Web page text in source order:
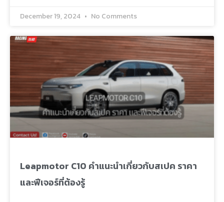
December 19, 2024 No Comments
Leapmotor C10 คำแนะนำเกี่ยวกับสเปค ราคา
และฟีเจอร์ที่ต้องรู้